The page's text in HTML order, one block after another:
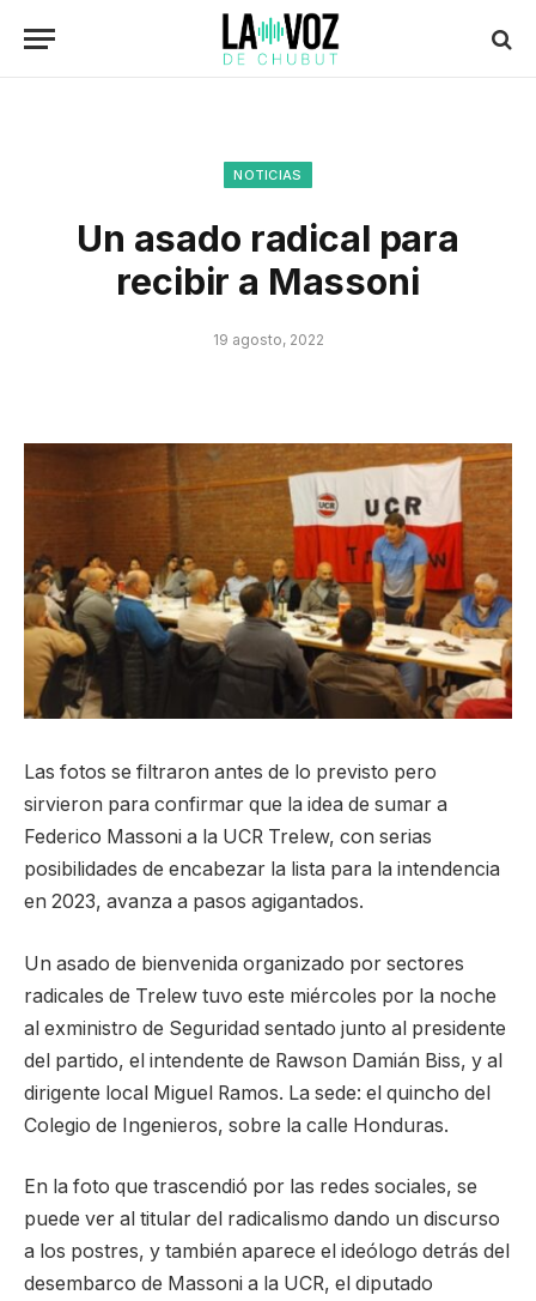
NOTICIAS
Un asado radical para
recibir a Massoni
19 agosto, 2022
Las fotos se filtraron antes de lo previsto pero
sirvieron para confirmar que la idea de sumar a
Federico Massoni a la UCR Trelew, con serias
posibilidades de encabezar la lista para la intendencia
en 2023, avanza a pasos agigantados.
Un asado de bienvenida organizado por sectores
radicales de Trelew tuvo este miércoles por la noche
al exministro de Seguridad sentado junto al presidente
del partido, el intendente de Rawson Damián Biss, y al
dirigente local Miguel Ramos. La sede: el quincho del
Colegio de Ingenieros, sobre la calle Honduras.
En la foto que trascendió por las redes sociales, se
puede ver al titular del radicalismo dando un discurso
a los postres, y también aparece el ideólogo detrás del
desembarco de Massoni a la UCR, el diputado